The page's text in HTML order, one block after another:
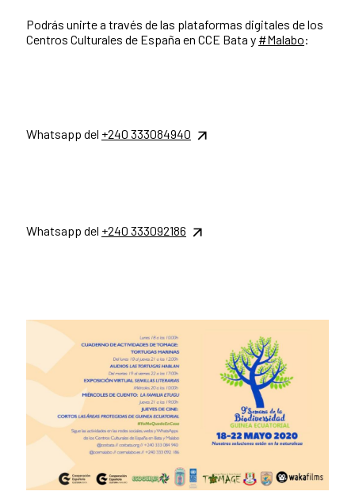
Podrás unirte a través de las plataformas digitales de los
Centros Culturales de España en CCE Bata y #Malabo:
Whatsapp del +240 333084940
Whatsapp del +240 333092186